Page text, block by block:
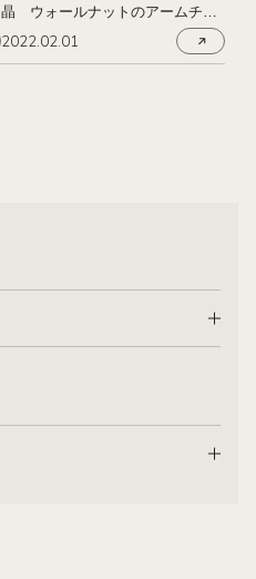
晶 ウォールナットのアームチェ
ア ガゼル
2022.02.01